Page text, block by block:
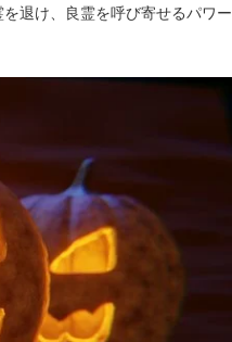
退け、良霊を呼び寄せるパワー